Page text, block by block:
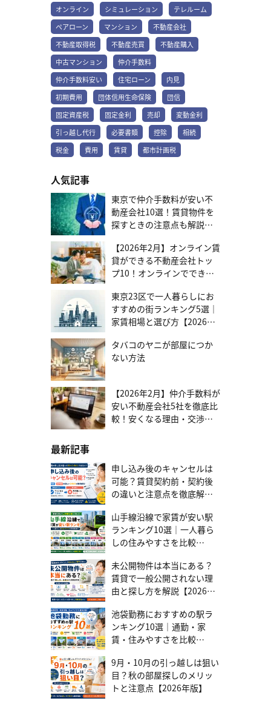
が見直されるため、将来の金利上昇によって返済額が増える可能性
があります。「子どもが独立するまでの間だけ家計を安定させた
い」など、特定の期間だけリスクを抑えたい方に向いている選択肢
です。テレルームでは、住宅購入の物件選びから資金計画まで、不
動産のプロがサポートいたします。金利タイプにお悩みの方は、ぜ
ひご相談ください。まずは話を聞いてみる 金利上昇も怖くない！固
定金利の4つのメリット 金利が変わらないことで、どのようなメリ
ットがあるのか、4つの視点から解説します。 資金計画を「見える
化」できる 契約時に「毎月いくら払うのか」「総額でいくら返すの
か」が明確に決まります。例えば、「10年後に子どもの大学の費用
で300万円必要」「15年後に車を買い替えたい」といった将来の大
きな出費を考えるとき、家計のなかでも大きな支出である住宅ロー
ンが安定していると、他の支出や貯蓄の計画が立てやすくなりま
ても、固定金利の返済額は変わりません。変動金利を利用している
るのだろう」といった不安が、ローン返済を終えるまで続きます。
固定金利の金利上昇に影響されない安心感は、数字には表れない大
きなメリットです。 金融知識や情報収集の手間が少ない 変動金利
は、金利動向を常にチェックし、場合によっては借り換えを検討す
る必要があるなど、ある程度の金融リテラシーが求められます。固
定金利は一度契約すれば完済まで手間がかからないため、経済ニュ
ースのチェックが苦手な方や、日々の情報収集に時間を割けない多
忙な方でも安心して利用できます。 ライフプランの変更にも対応し
性も考えられます。変動金利は、金利が上昇すると元金の減りが遅
くなるため、いざ売却しようとしたときに「ローン残高が想定より
多く、売却価格でローンを完済できない」リスクがあります。一
方、固定金利は将来のローン残高が契約時に確定しているため、具
体的な売却計画や損益シミュレーションが容易です。将来の住み替
えやライフプランの変更も見据えた物件選びは、ぜひテレルームに
ご相談ください。まずは話を聞いてみる 安心と引き換え！固定金利
の3つのデメリット 固定金利の「安心」にはコストが伴います。メ
リットだけに目を向けるのではなく、その裏にある注意点やデメリ
ットを正しく理解し、許容できるものか見極めることが大切です。
当初の金利が変動金利より高い 固定金利は、将来の金利上昇リスク
を金融機関が負うため、変動金利より金利が高く設定されていま
す。一般的に、固定金利は変動金利よりも0.5％〜1.0％程度高いこ
とが多く、この金利差が最初のハードルになります。将来の安心を
優先してこの差を受け入れるか、それとも目先の低金利を重視する
かが、判断のポイントです。 低金利が続くと総返済額は割高に 現在
のような歴史的な低金利が今後20年、30年と続いた場合、結果的に
変動金利よりも総返済額が数百万円多くなる可能性があります。し
かし、借入時点では、将来の金利がどうなるかは誰にもわかりませ
ん。固定金利は、「金利が上がらなかった場合に損をするリスク」
を受け入れる代わりに、「金利上昇による支払増加のリスク」を回
避できる選択です。 借入可能額が少なくなる可能性 固定金利は変動
金利と比べて金利が高く設定されているため、住宅ローン審査で
は、この高い金利をもとに返済能力が計算されます。その結果、同
じ年収の人でも、変動金利を選んだ場合と比較して、借入可能額が
少なくなることがあります。借入可能額の制約により、新築物件で
は予算内で希望する広さや立地の物件が見つからない場合は、中古
物件も視野に入れるのがおすすめです。同じ予算でもより広い間取
りや、より良い立地の物件を選べる可能性が高くなります。中古マ
ンションの選び方や、購入までのステップを知りたい方は、ぜひこ
ちらの記事もご覧ください。▶中古マンション購入で失敗しない完
全ガイド｜メリット・デメリットから賢い資金計画、内見のポイン
トまで徹底解説 固定金利をさらに賢く活用する5つのポイント 固定
金利は、工夫次第でより有利に返済を進められます。 繰り上げ返済
で総支払額を圧縮する 固定金利は変動金利よりも当初金利が高いた
め、支払う利息の総額も多くなります。その分、繰り上げ返済で利
息を減らせる効果が大きくなります。繰り上げ返済の2つの方法・期
間短縮型：毎月の返済額はそのままに、完済までの期間を短くす
る・返済額軽減型：返済期間はそのままに、毎月の返済額を軽くす
オンライン シミュレーション
テレルーム
ペアローン
マンション
不動産会社
不動産取得税
不動産売買
不動産購入
中古マンション
仲介手数料
仲介手数料安い
住宅ローン
内見
初期費用
団体信用生命保険
団信
固定資産税
固定金利 売却
変動金利
引っ越し代行
必要書類 控除
相続
税金
費用 賃貸 都市計画税
人気記事
東京で仲介手数料が安い不
動産会社10選！賃貸物件を
探すときの注意点も解説
【2026年2月】オンライン賃
貸ができる不動産会社トッ
プ10！オンラインでできる
東京23区で一人暮らしにお
すすめの街ランキング5選｜
家賃相場と選び方【2026年
タバコのヤニが部屋につか
ない方法
【2026年2月】仲介手数料が
安い不動産会社5社を徹底比
較！安くなる理由・交渉す
最新記事
申し込み後のキャンセルは
可能？賃貸契約前・契約後
の違いと注意点を徹底解説
山手線沿線で家賃が安い駅
ランキング10選｜一人暮ら
しの住みやすさを比較
未公開物件は本当にある？
賃貸で一般公開されない理
由と探し方を解説【2026年
池袋勤務におすすめの駅ラ
ンキング10選｜通勤・家
賃・住みやすさを比較
9月・10月の引っ越しは狙い
目？秋の部屋探しのメリッ
トと注意点【2026年版】